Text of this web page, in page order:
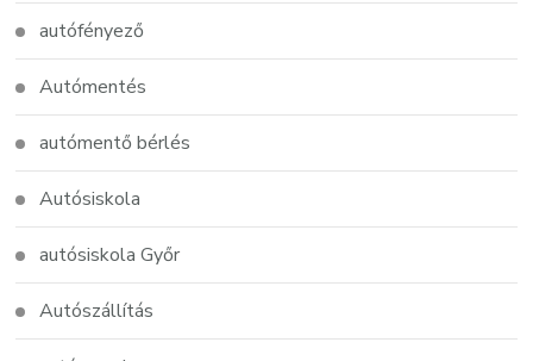
autófényező
Autómentés
autómentő bérlés
Autósiskola
autósiskola Győr
Autószállítás